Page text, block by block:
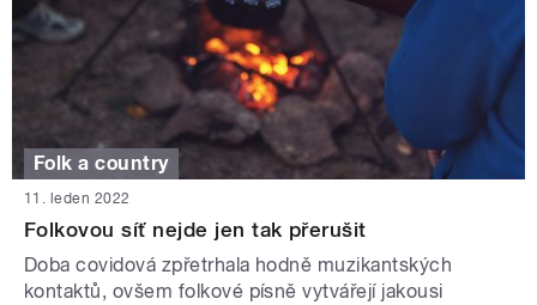
Folk a country
11. leden 2022
Folkovou síť nejde jen tak přerušit
Doba covidová zpřetrhala hodně muzikantských
kontaktů, ovšem folkové písně vytvářejí jakousi